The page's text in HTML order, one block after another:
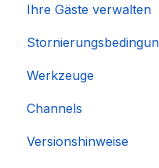
Ihre Gäste verwalten
Werkzeuge
Channels
Integration des
Versionshinweise